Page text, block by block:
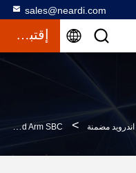
sales@neardi.com
إقتباس
مضمنة > RK3399 Android Embedded Board Arm SBC مالي - T860 MP4 2*Cortex-A72+4*Cortex-A53